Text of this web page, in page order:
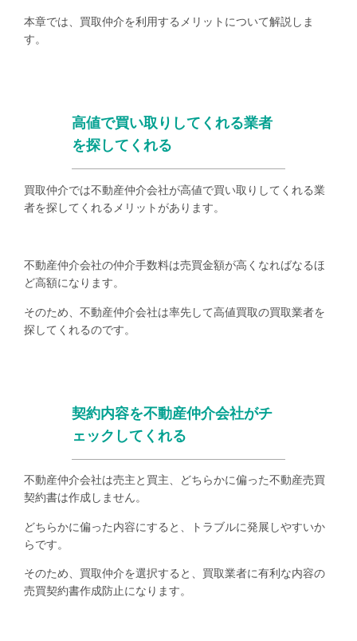
本章では、買取仲介を利用するメリットについて解説しま
す。
高値で買い取りしてくれる業者
を探してくれる
買取仲介では不動産仲介会社が高値で買い取りしてくれる業
者を探してくれるメリットがあります。
不動産仲介会社の仲介手数料は売買金額が高くなればなるほ
ど高額になります。
そのため、不動産仲介会社は率先して高値買取の買取業者を
探してくれるのです。
契約内容を不動産仲介会社がチ
ェックしてくれる
不動産仲介会社は売主と買主、どちらかに偏った不動産売買
契約書は作成しません。
どちらかに偏った内容にすると、トラブルに発展しやすいか
らです。
そのため、買取仲介を選択すると、買取業者に有利な内容の
売買契約書作成防止になります。